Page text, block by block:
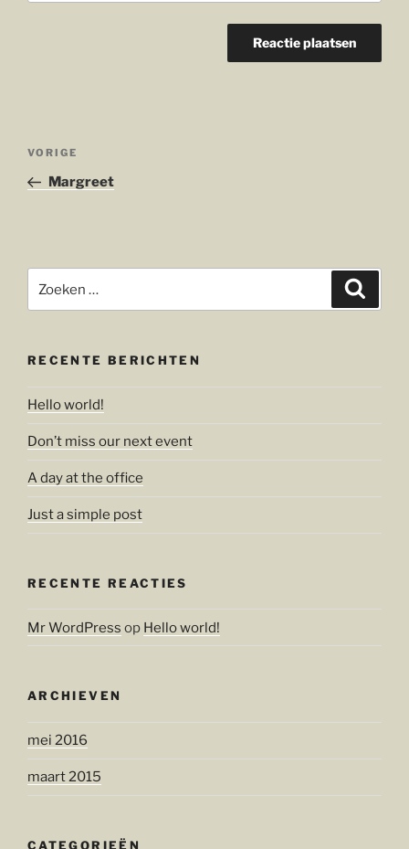
Vorig
bericht
VORIGE
Margreet
naar:
RECENTE BERICHTEN
Hello world!
Don’t miss our next event
A day at the office
Just a simple post
RECENTE REACTIES
Mr WordPress op Hello world!
ARCHIEVEN
mei 2016
maart 2015
CATEGORIEËN